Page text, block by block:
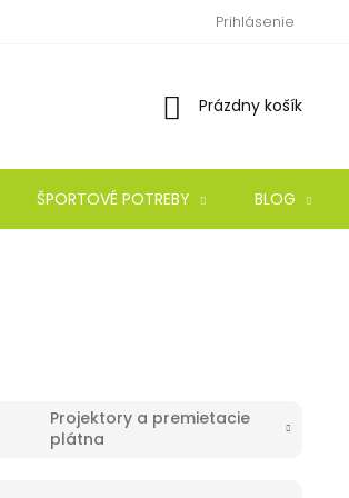
Prihlásenie
Nákupný
Prázdny košík
ŠPORTOVÉ POTREBY BLOG
Projektory a premietacie
plátna